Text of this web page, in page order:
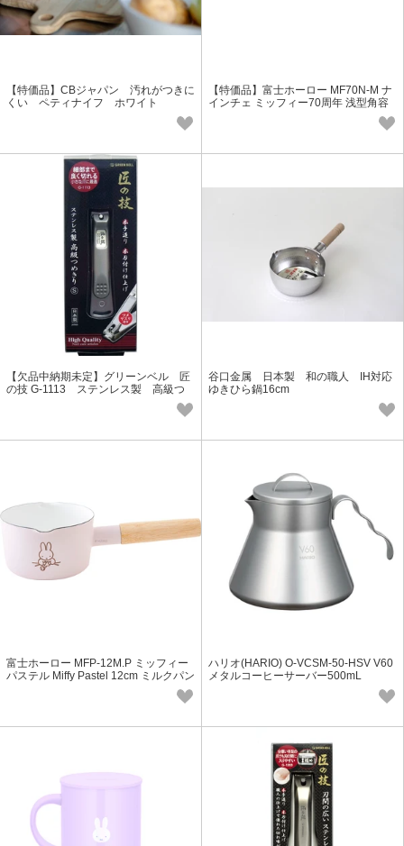
【特価品】CBジャパン 汚れがつきに
くい ペティナイフ ホワイト
【特価品】富士ホーロー MF70N-M ナ
インチェ ミッフィー70周年 浅型角容
【欠品中納期未定】グリーンベル 匠
の技 G-1113 ステンレス製 高級つ
めきりS（キャッチャーケースなし）
谷口金属 日本製 和の職人 IH対応
ゆきひら鍋16cm
富士ホーロー MFP-12M.P ミッフィー
パステル Miffy Pastel 12cm ミルクパン
ハリオ(HARIO) O-VCSM-50-HSV V60
メタルコーヒーサーバー500mL